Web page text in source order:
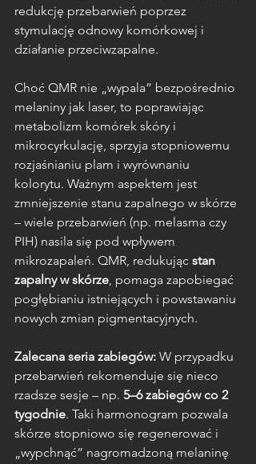
redukcję przebarwień poprzez
stymulację odnowy komórkowej i
działanie przeciwzapalne.
Choć QMR nie „wypala” bezpośrednio
melaniny jak laser, to poprawiając
metabolizm komórek skóry i
mikrocyrkulację, sprzyja stopniowemu
rozjaśnianiu plam i wyrównaniu
kolorytu. Ważnym aspektem jest
zmniejszenie stanu zapalnego w skórze
– wiele przebarwień (np. melasma czy
PIH) nasila się pod wpływem
mikrozapaleń. QMR, redukując stan
zapalny w skórze, pomaga zapobiegać
pogłębianiu istniejących i powstawaniu
nowych zmian pigmentacyjnych.
Zalecana seria zabiegów: W przypadku
przebarwień rekomenduje się nieco
rzadsze sesje – np. 5–6 zabiegów co 2
tygodnie. Taki harmonogram pozwala
skórze stopniowo się regenerować i
„wypchnąć” nagromadzoną melaninę